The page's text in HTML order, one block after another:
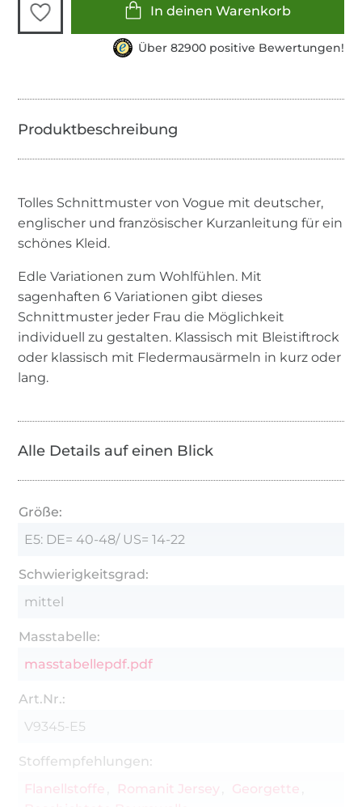
In deinen Warenkorb
Über 82900 positive Bewertungen!
Tolles Schnittmuster von Vogue mit deutscher,
englischer und französischer Kurzanleitung für ein
schönes Kleid.
Edle Variationen zum Wohlfühlen. Mit
sagenhaften 6 Variationen gibt dieses
Schnittmuster jeder Frau die Möglichkeit
individuell zu gestalten. Klassisch mit Bleistiftrock
oder klassisch mit Fledermausärmeln in kurz oder
lang.
Alle Details auf einen Blick
Größe:
E5: DE= 40-48/ US= 14-22
Schwierigkeitsgrad:
mittel
Masstabelle:
masstabellepdf.pdf
Art.Nr.:
V9345-E5
Stoffempfehlungen:
Flanellstoffe
Romanit Jersey
Georgette